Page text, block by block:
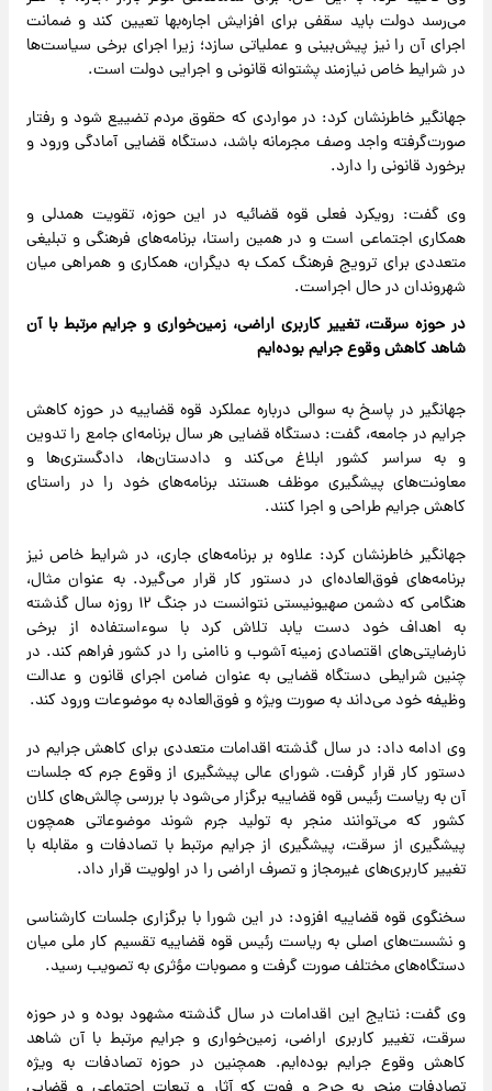
می‌رسد دولت باید سقفی برای افزایش اجاره‌بها تعیین کند و ضمانت
اجرای آن را نیز پیش‌بینی و عملیاتی سازد؛ زیرا اجرای برخی سیاست‌ها
در شرایط خاص نیازمند پشتوانه قانونی و اجرایی دولت است.
جهانگیر خاطرنشان کرد: در مواردی که حقوق مردم تضییع شود و رفتار
صورت‌گرفته واجد وصف مجرمانه باشد، دستگاه قضایی آمادگی ورود و
برخورد قانونی را دارد.
وی گفت: رویکرد فعلی قوه قضائیه در این حوزه، تقویت همدلی و
همکاری اجتماعی است و در همین راستا، برنامه‌های فرهنگی و تبلیغی
متعددی برای ترویج فرهنگ کمک به دیگران، همکاری و همراهی میان
شهروندان در حال اجراست.
در حوزه سرقت، تغییر کاربری اراضی، زمین‌خواری و جرایم مرتبط با آن
شاهد کاهش وقوع جرایم بوده‌ایم
جهانگیر در پاسخ به سوالی درباره عملکرد قوه قضاییه در حوزه کاهش
جرایم در جامعه، گفت: دستگاه قضایی هر سال برنامه‌ای جامع را تدوین
و به سراسر کشور ابلاغ می‌کند و دادستان‌ها، دادگستری‌ها و
معاونت‌های پیشگیری موظف هستند برنامه‌های خود را در راستای
کاهش جرایم طراحی و اجرا کنند.
جهانگیر خاطرنشان کرد: علاوه بر برنامه‌های جاری، در شرایط خاص نیز
برنامه‌های فوق‌العاده‌ای در دستور کار قرار می‌گیرد. به عنوان مثال،
هنگامی که دشمن صهیونیستی نتوانست در جنگ ۱۲ روزه سال گذشته
به اهداف خود دست یابد تلاش کرد با سوءاستفاده از برخی
نارضایتی‌های اقتصادی زمینه آشوب و ناامنی را در کشور فراهم کند. در
چنین شرایطی دستگاه قضایی به عنوان ضامن اجرای قانون و عدالت
وظیفه خود می‌داند به صورت ویژه و فوق‌العاده به موضوعات ورود کند.
وی ادامه داد: در سال گذشته اقدامات متعددی برای کاهش جرایم در
دستور کار قرار گرفت. شورای عالی پیشگیری از وقوع جرم که جلسات
آن به ریاست رئیس قوه قضاییه برگزار می‌شود با بررسی چالش‌های کلان
کشور که می‌توانند منجر به تولید جرم شوند موضوعاتی همچون
پیشگیری از سرقت، پیشگیری از جرایم مرتبط با تصادفات و مقابله با
تغییر کاربری‌های غیرمجاز و تصرف اراضی را در اولویت قرار داد.
سخنگوی قوه قضاییه افزود: در این شورا با برگزاری جلسات کارشناسی
و نشست‌های اصلی به ریاست رئیس قوه قضاییه تقسیم کار ملی میان
دستگاه‌های مختلف صورت گرفت و مصوبات مؤثری به تصویب رسید.
وی گفت: نتایج این اقدامات در سال گذشته مشهود بوده و در حوزه
سرقت، تغییر کاربری اراضی، زمین‌خواری و جرایم مرتبط با آن شاهد
کاهش وقوع جرایم بوده‌ایم. همچنین در حوزه تصادفات به ویژه